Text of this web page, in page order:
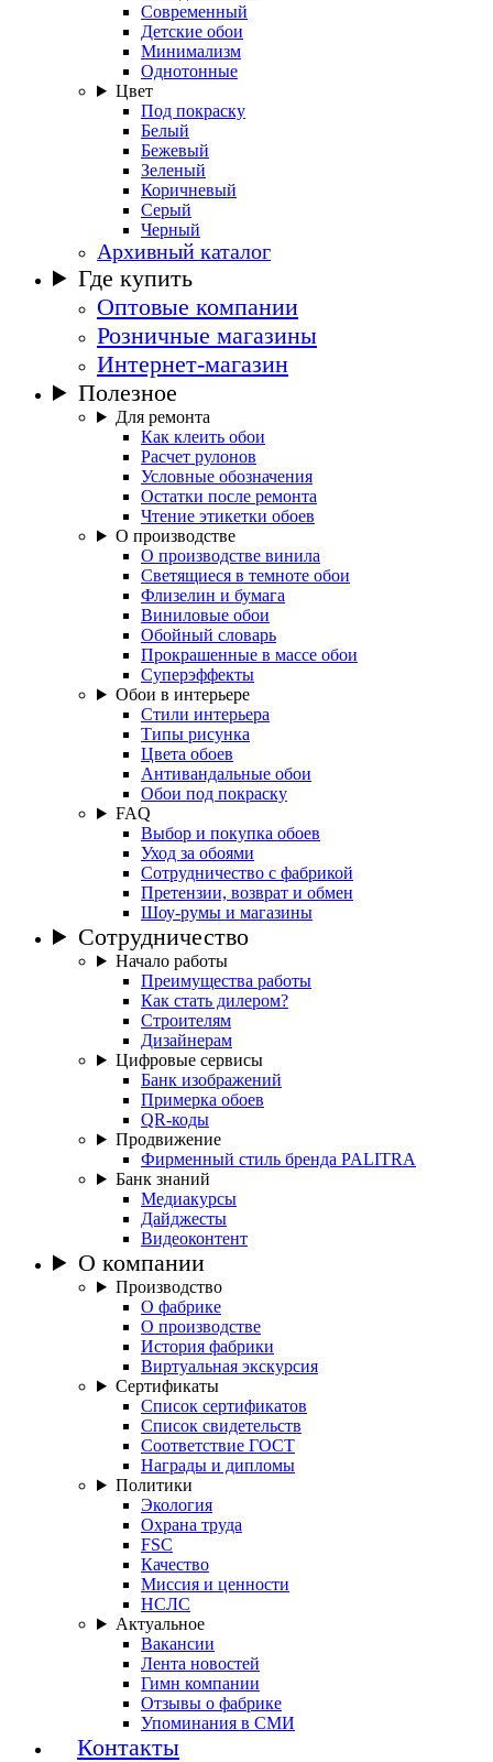
Современный
Детские обои
Минимализм
Однотонные
Цвет
Под покраску
Белый
Бежевый
Зеленый
Коричневый
Серый
Черный
Архивный каталог
Где купить
Оптовые компании
Розничные магазины
Интернет-магазин
Полезное
Для ремонта
Как клеить обои
Расчет рулонов
Условные обозначения
Остатки после ремонта
Чтение этикетки обоев
О производстве
О производстве винила
Светящиеся в темноте обои
Флизелин и бумага
Виниловые обои
Обойный словарь
Прокрашенные в массе обои
Суперэффекты
Обои в интерьере
Стили интерьера
Типы рисунка
Цвета обоев
Антивандальные обои
Обои под покраску
FAQ
Выбор и покупка обоев
Уход за обоями
Сотрудничество с фабрикой
Претензии, возврат и обмен
Шоу-румы и магазины
Сотрудничество
Начало работы
Преимущества работы
Как стать дилером?
Строителям
Дизайнерам
Цифровые сервисы
Банк изображений
Примерка обоев
QR-коды
Продвижение
Фирменный стиль бренда PALITRA
Банк знаний
Медиакурсы
Дайджесты
Видеоконтент
О компании
Производство
О фабрике
О производстве
История фабрики
Виртуальная экскурсия
Сертификаты
Список сертификатов
Список свидетельств
Соответствие ГОСТ
Награды и дипломы
Политики
Экология
Охрана труда
FSC
Качество
Миссия и ценности
НСЛС
Актуальное
Вакансии
Лента новостей
Гимн компании
Отзывы о фабрике
Упоминания в СМИ
Контакты